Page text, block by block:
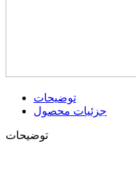
توضیحات
جزئیات محصول
توضیحات